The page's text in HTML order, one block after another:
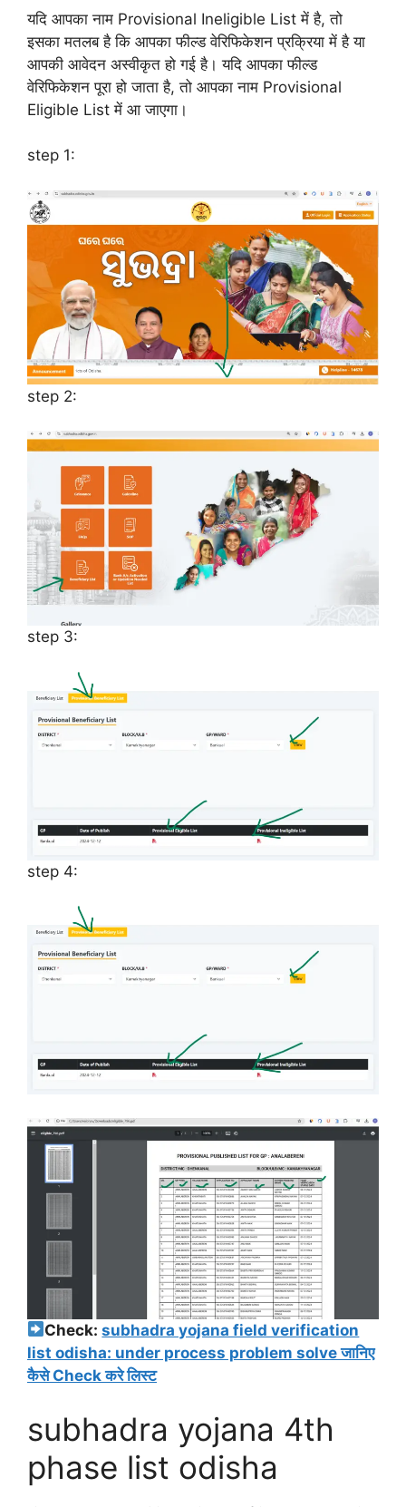
यदि आपका नाम Provisional Ineligible List में है, तो
इसका मतलब है कि आपका फील्ड वेरिफिकेशन प्रक्रिया में है या
आपकी आवेदन अस्वीकृत हो गई है। यदि आपका फील्ड
वेरिफिकेशन पूरा हो जाता है, तो आपका नाम Provisional
Eligible List में आ जाएगा।
step 1:
step 2:
step 3:
step 4:
Check:subhadra yojana field verification
list odisha: under process problem solve जानिए
कैसे Check करे लिस्ट
subhadra yojana 4th
phase list odisha